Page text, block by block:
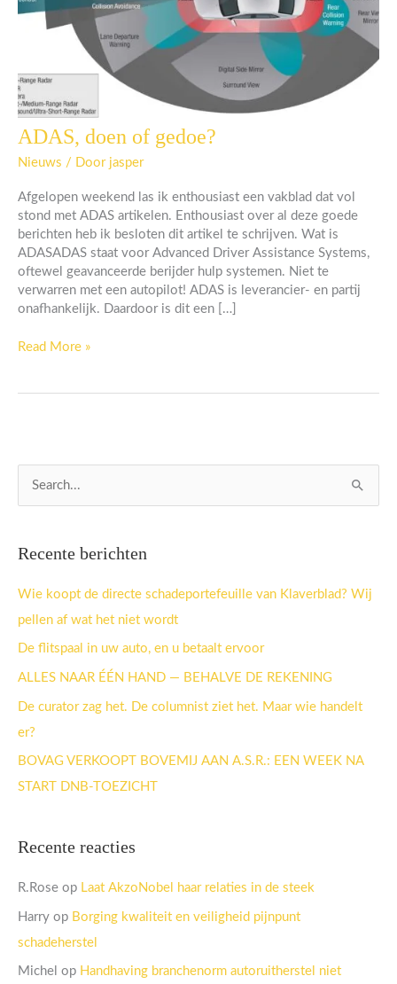
ADAS, doen of gedoe?
Nieuws / Door jasper
Afgelopen weekend las ik enthousiast een vakblad dat vol
stond met ADAS artikelen. Enthousiast over al deze goede
berichten heb ik besloten dit artikel te schrijven. Wat is
ADASADAS staat voor Advanced Driver Assistance Systems,
oftewel geavanceerde berijder hulp systemen. Niet te
verwarren met een autopilot! ADAS is leverancier- en partij
onafhankelijk. Daardoor is dit een […]
ADAS,
of
Read More »
n
a
a
r
Recente berichten
Wie koopt de directe schadeportefeuille van Klaverblad? Wij
pellen af wat het niet wordt
De flitspaal in uw auto, en u betaalt ervoor
ALLES NAAR ÉÉN HAND — BEHALVE DE REKENING
De curator zag het. De columnist ziet het. Maar wie handelt
er?
BOVAG VERKOOPT BOVEMIJ AAN A.S.R.: EEN WEEK NA
START DNB-TOEZICHT
Recente reacties
R.Rose op Laat AkzoNobel haar relaties in de steek
Harry op Borging kwaliteit en veiligheid pijnpunt
schadeherstel
Michel op Handhaving branchenorm autoruitherstel niet